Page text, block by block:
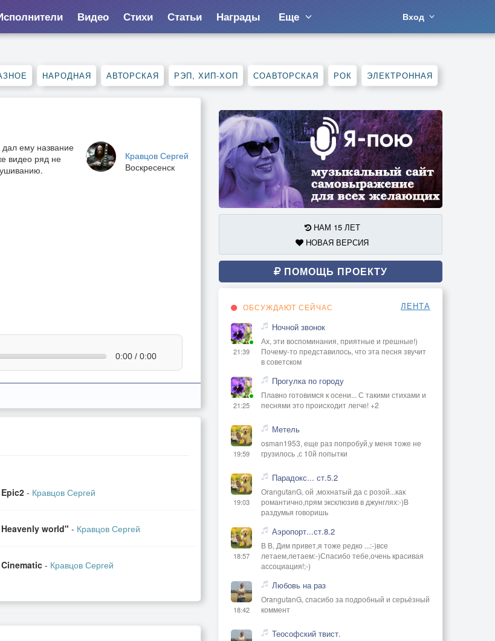
Видео Стихи Статьи Награды Еще Вход
НАРОДНАЯ АВТОРСКАЯ РЭП, ХИП-ХОП СОАВТОРСКАЯ РОК ЭЛЕКТРОННАЯ
Кравцов Сергей
Воскресенск
дал ему название
видео ряд не
0:00 / 0:00
Epic2 - Кравцов Сергей
Heavenly world" - Кравцов Сергей
Cinematic - Кравцов Сергей
НАМ 15 ЛЕТ
НОВАЯ ВЕРСИЯ
ПОМОЩЬ ПРОЕКТУ
ОБСУЖДАЮТ СЕЙЧАС ЛЕНТА
21:39
Ночной звонок
Ах, эти воспоминания, приятные и грешные!)
Почему-то представилось, что эта песня звучит
в советском
21:25
Прогулка по городу
Плавно готовимся к осени... С такими стихами и
песнями это происходит легче! +2
19:59
Метель
osman1953, еще раз попробуй,у меня тоже не
грузилось ,с 10й попытки
19:03
Парадокс... ст.5.2
OrangutanG, ой ,мохнатый да с розой...как
романтично,прям эксклюзив в джунглях:-)В
раздумья говоришь
18:57
Аэропорт...ст.8.2
В В, Дим привет,я тоже редко ...:-)все
летаем,летаем:-)Спасибо тебе,очень красивая
ассоциация!;-)
18:42
Любовь на раз
OrangutanG, спасибо за подробный и серьёзный
коммент
Теософский твист.